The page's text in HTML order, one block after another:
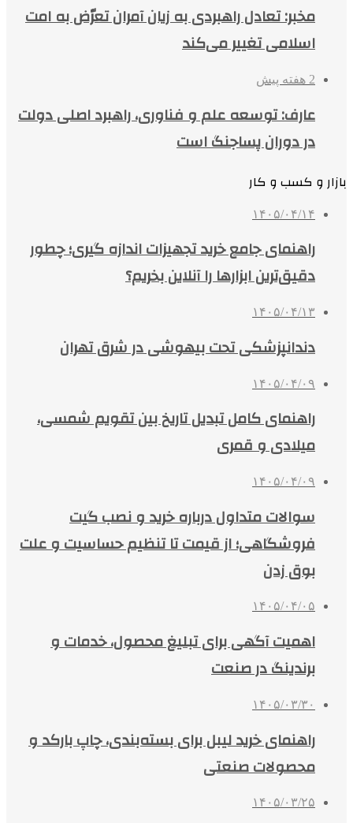
مخبر: تعادل راهبردی به زیان آمران تعرّض به امت
اسلامی تغییر می‌کند
2 هفته پیش
عارف: توسعه علم و فناوری، راهبرد اصلی دولت
در دوران پساجنگ است
بازار و کسب و کار
۱۴۰۵/۰۴/۱۴
راهنمای جامع خرید تجهیزات اندازه گیری؛ چطور
دقیق‌ترین ابزارها را آنلاین بخریم؟
۱۴۰۵/۰۴/۱۳
دندانپزشکی تحت بیهوشی در شرق تهران
۱۴۰۵/۰۴/۰۹
راهنمای کامل تبدیل تاریخ بین تقویم شمسی،
میلادی و قمری
۱۴۰۵/۰۴/۰۹
سوالات متداول درباره خرید و نصب گیت
فروشگاهی؛ از قیمت تا تنظیم حساسیت و علت
بوق زدن
۱۴۰۵/۰۴/۰۵
اهمیت آگهی برای تبلیغ محصول، خدمات و
برندینگ در صنعت
۱۴۰۵/۰۳/۳۰
راهنمای خرید لیبل برای بسته‌بندی، چاپ بارکد و
محصولات صنعتی
۱۴۰۵/۰۳/۲۵